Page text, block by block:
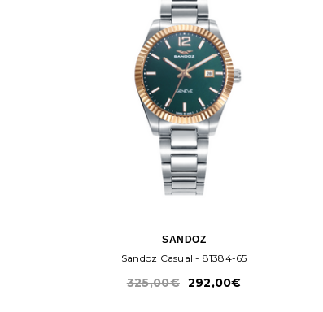
SANDOZ
Sandoz Casual - 81384-65
325,00€ 292,00€